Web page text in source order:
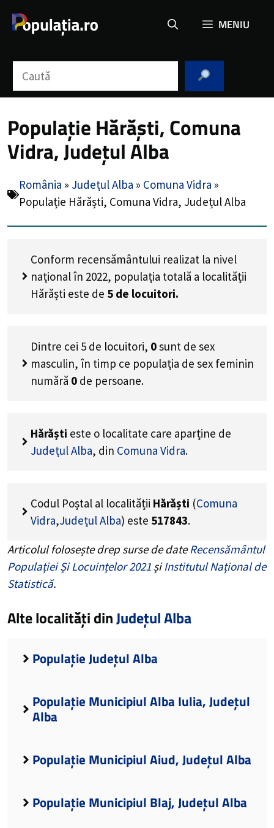
MENIU
Populație Hărăști, Comuna
Vidra, Județul Alba
România » Județul Alba » Comuna Vidra »
Populație Hărăști, Comuna Vidra, Județul Alba
Conform recensământului realizat la nivel
național în 2022, populația totală a localității
Hărăști este de 5 de locuitori.
Dintre cei 5 de locuitori, 0sunt de sex
masculin, în timp ce populația de sex feminin
numără 0 de persoane.
Hărăști este o localitate care aparține de
Județul Alba, din Comuna Vidra.
Codul Poștal al localității Hărăști (Comuna
Vidra,Județul Alba) este 517843.
Articolul folosește drep surse de dateRecensământul
Populației Și Locuințelor 2021 șiInstitutul Național de
Statistică.
Alte localități dinJudețul Alba
Populație Județul Alba
Populație Municipiul Alba Iulia, Județul
Alba
Populație Municipiul Aiud, Județul Alba
Populație Municipiul Blaj, Județul Alba